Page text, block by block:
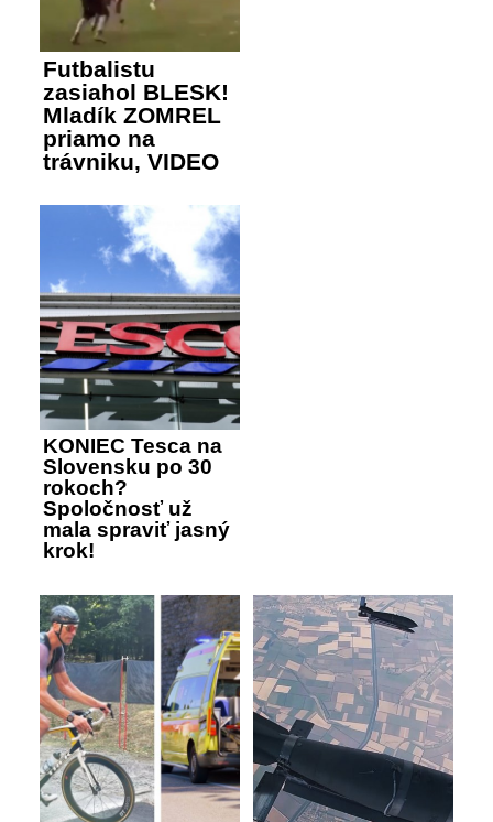
Futbalistu
zasiahol BLESK!
Mladík ZOMREL
priamo na
trávniku, VIDEO
KONIEC Tesca na
Slovensku po 30
rokoch?
Spoločnosť už
mala spraviť jasný
krok!